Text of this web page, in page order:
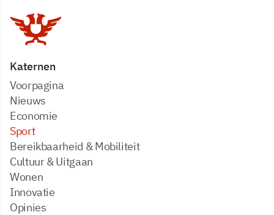
Katernen
Voorpagina
Nieuws
Economie
Sport
Bereikbaarheid & Mobiliteit
Cultuur & Uitgaan
Wonen
Innovatie
Opinies